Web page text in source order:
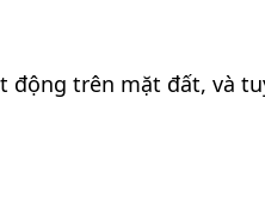
động trên mặt đất, và